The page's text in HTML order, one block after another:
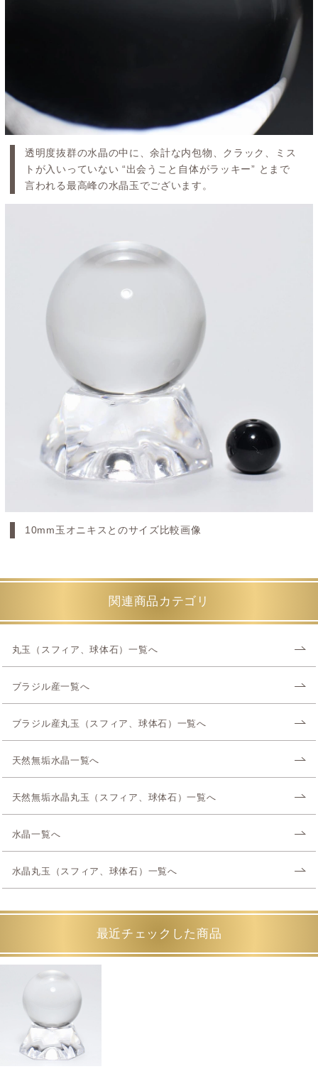
透明度抜群の水晶の中に、余計な内包物、クラック、ミス
トが入いっていない “出会うこと自体がラッキー” とまで
言われる最高峰の水晶玉でございます。
10mm玉オニキスとのサイズ比較画像
関連商品カテゴリ
丸玉（スフィア、球体石）一覧へ
ブラジル産一覧へ
ブラジル産丸玉（スフィア、球体石）一覧へ
天然無垢水晶一覧へ
天然無垢水晶丸玉（スフィア、球体石）一覧へ
水晶一覧へ
水晶丸玉（スフィア、球体石）一覧へ
最近チェックした商品